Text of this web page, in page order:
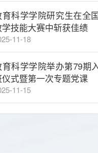
科学学院研究生在全
技能大赛中斩获佳绩
11-18
育科学学院举办第79期
式暨第一次专题党课
11-15